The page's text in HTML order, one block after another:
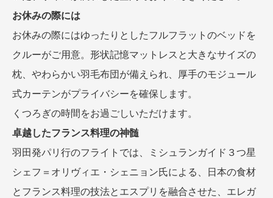
お休みの際には
お休みの際にはゆったりとしたフルフラットのベッドを
クルーがご用意。形状記憶マットレスと大きなサイズの
枕、やわらかい羽毛布団が備えられ、厚手のモジュール
式カーテンがプライバシーを確保します。
くつろぎの時間をお過ごしいただけます。
卓越したフランス料理の神髄
羽田発パリ行のフライトでは、ミシュランガイド３つ星
シェフ＝オリヴィエ・シェニョン氏による、日本の食材
とフランス料理の技法とエスプリを融合させた、エレガ